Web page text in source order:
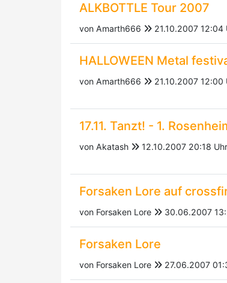
ALKBOTTLE Tour 2007
von Amarth666 21.10.2007 12:04
HALLOWEEN Metal
von Amarth666 21.10.2007 12:00
17.11. Tanzt! - 1.
von Akatash 12.10.2007 20:18
Forsaken Lore auf
von Forsaken Lore 30.06.2007
Forsaken Lore
von Forsaken Lore 27.06.2007